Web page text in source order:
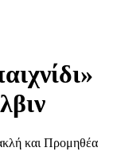
και Προμηθέα